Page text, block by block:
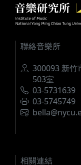
聯絡音樂所
地址
300093 新竹
503室
電話
03-5731639
傳真
03-5745749
電郵
相關連結